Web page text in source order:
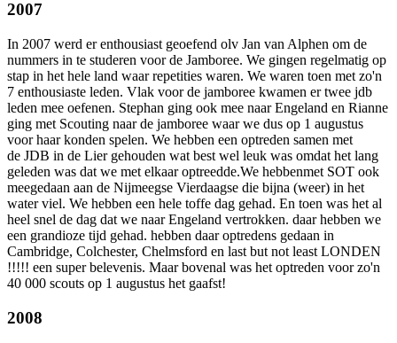
2007
In 2007 werd er enthousiast geoefend olv Jan van Alphen om de
nummers in te studeren voor de Jamboree. We gingen regelmatig op
stap in het hele land waar repetities waren. We waren toen met zo'n
7 enthousiaste leden. Vlak voor de jamboree kwamen er twee jdb
leden mee oefenen. Stephan ging ook mee naar Engeland en Rianne
ging met Scouting naar de jamboree waar we dus op 1 augustus
voor haar konden spelen. We hebben een optreden samen met
de JDB in de Lier gehouden wat best wel leuk was omdat het lang
geleden was dat we met elkaar optreedde.We hebbenmet SOT ook
meegedaan aan de Nijmeegse Vierdaagse die bijna (weer) in het
water viel. We hebben een hele toffe dag gehad. En toen was het al
heel snel de dag dat we naar Engeland vertrokken. daar hebben we
een grandioze tijd gehad. hebben daar optredens gedaan in
Cambridge, Colchester, Chelmsford en last but not least LONDEN
!!!!! een super belevenis. Maar bovenal was het optreden voor zo'n
40 000 scouts op 1 augustus het gaafst!
2008